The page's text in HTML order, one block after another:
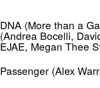
DNA (More than a
(Andrea Bocelli,
EJAE, Megan Thee
Passenger (Alex